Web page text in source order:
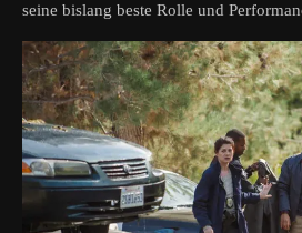
seine bislang beste Rolle und